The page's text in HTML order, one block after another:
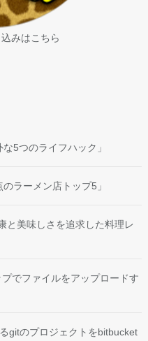
みはこちら
5つのライフハック」
ラーメン店トップ5」
と美味しさを追求した料理レ
でファイルをアップロードす
gitのプロジェクトをbitbucket